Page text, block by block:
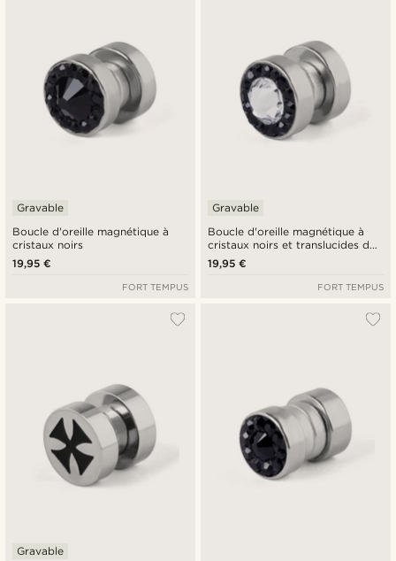
Boucle d'oreille magnétique à
cristaux noirs
Gravable
19,95 €
FORT TEMPUS
Boucle d'oreille magnétique à
cristaux noirs et translucides de
8 mm
Gravable
19,95 €
FORT TEMPUS
Gravable